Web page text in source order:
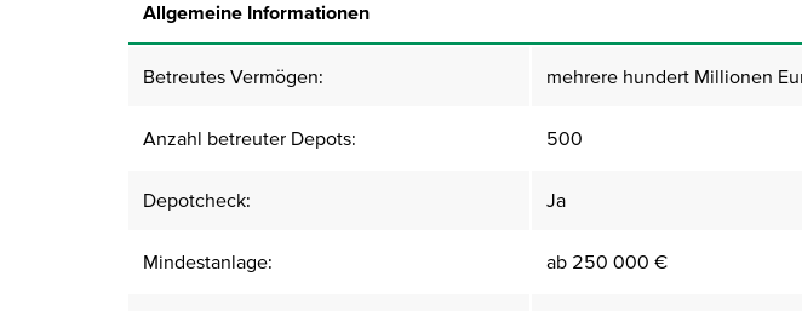
Allgemeine Informationen
Betreutes Vermögen: mehrere hundert Millionen
Anzahl betreuter Depots: 500
Depotcheck: Ja
Mindestanlage: ab 250 000 €